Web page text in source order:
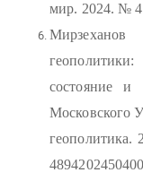
мир. 2024. № 4
состояние и
Московского